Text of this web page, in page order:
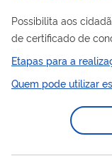
Possibilita aos
de certificado de
ENEM , emitir um
Etapas para a
Quem pode utilizar